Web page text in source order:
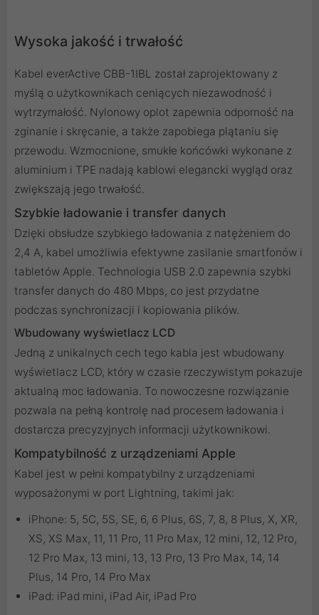
Wysoka jakość i trwałość
Kabel everActive CBB-1IBL został zaprojektowany z
myślą o użytkownikach ceniących niezawodność i
wytrzymałość. Nylonowy oplot zapewnia odporność na
zginanie i skręcanie, a także zapobiega plątaniu się
przewodu. Wzmocnione, smukłe końcówki wykonane z
aluminium i TPE nadają kablowi elegancki wygląd oraz
zwiększają jego trwałość.
Szybkie ładowanie i transfer danych
Dzięki obsłudze szybkiego ładowania z natężeniem do
2,4 A, kabel umożliwia efektywne zasilanie smartfonów i
tabletów Apple. Technologia USB 2.0 zapewnia szybki
transfer danych do 480 Mbps, co jest przydatne
podczas synchronizacji i kopiowania plików.
Wbudowany wyświetlacz LCD
Jedną z unikalnych cech tego kabla jest wbudowany
wyświetlacz LCD, który w czasie rzeczywistym pokazuje
aktualną moc ładowania. To nowoczesne rozwiązanie
pozwala na pełną kontrolę nad procesem ładowania i
dostarcza precyzyjnych informacji użytkownikowi.
Kompatybilność z urządzeniami Apple
Kabel jest w pełni kompatybilny z urządzeniami
wyposażonymi w port Lightning, takimi jak:
iPhone: 5, 5C, 5S, SE, 6, 6 Plus, 6S, 7, 8, 8 Plus, X, XR,
XS, XS Max, 11, 11 Pro, 11 Pro Max, 12 mini, 12, 12 Pro,
12 Pro Max, 13 mini, 13, 13 Pro, 13 Pro Max, 14, 14
Plus, 14 Pro, 14 Pro Max
iPad: iPad mini, iPad Air, iPad Pro